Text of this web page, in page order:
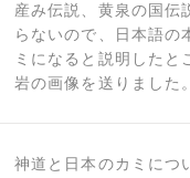
産み伝説、黄泉の国伝
らないので、日本語の
ミになると説明した
岩の画像を送りました。
神道と日本のカミにつ